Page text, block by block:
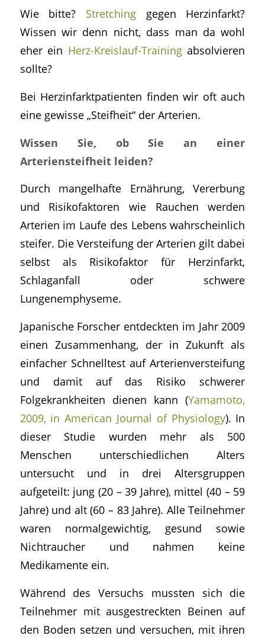
Wie bitte? Stretching gegen Herzinfarkt?
Wissen wir denn nicht, dass man da wohl
eher ein Herz-Kreislauf-Trainingabsolvieren
sollte?
Bei Herzinfarktpatienten finden wir oft auch
eine gewisse „Steifheit“ der Arterien.
Wissen Sie, ob Sie an einer
Arteriensteifheit leiden?
Durch mangelhafte Ernährung, Vererbung
und Risikofaktoren wie Rauchen werden
Arterien im Laufe des Lebens wahrscheinlich
steifer. Die Versteifung der Arterien gilt dabei
selbst als Risikofaktor für Herzinfarkt,
Schlaganfall oder schwere
Lungenemphyseme.
Japanische Forscher entdeckten im Jahr 2009
einen Zusammenhang, der in Zukunft als
einfacher Schnelltest auf Arterienversteifung
und damit auf das Risiko schwerer
Folgekrankheiten dienen kann (Yamamoto,
2009, in American Journal of Physiology). In
dieser Studie wurden mehr als 500
Menschen unterschiedlichen Alters
untersucht und in drei Altersgruppen
aufgeteilt: jung (20 – 39 Jahre), mittel (40 – 59
Jahre) und alt (60 – 83 Jahre). Alle Teilnehmer
waren normalgewichtig, gesund sowie
Nichtraucher und nahmen keine
Medikamente ein.
Während des Versuchs mussten sich die
Teilnehmer mit ausgestreckten Beinen auf
den Boden setzen und versuchen, mit ihren